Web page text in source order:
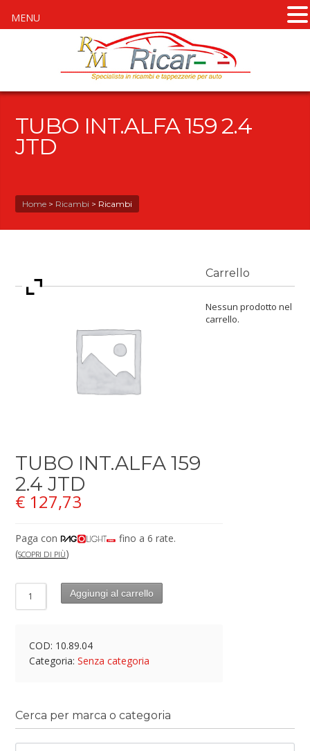
TUBO INT.ALFA 159 2.4
JTD
Home > Ricambi > Ricambi
TUBO INT.ALFA 159
2.4 JTD
€ 127,73
Paga con
fino a 6 rate.
(SCOPRI DI PIÙ)
Aggiungi al carrello
COD: 10.89.04
Categoria:Senza categoria
Carrello
Nessun prodotto nel
carrello.
Cerca per marca o categoria
MENU